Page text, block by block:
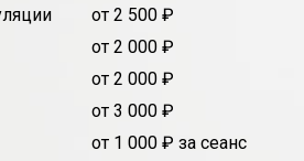
от 2 500 ₽
от 2 000 ₽
от 2 000 ₽
от 3 000 ₽
от 1 000 ₽ за сеанс